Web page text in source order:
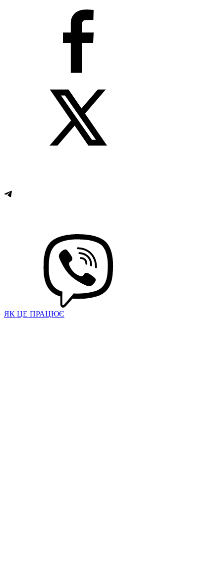
ЯК ЦЕ ПРАЦЮЄ